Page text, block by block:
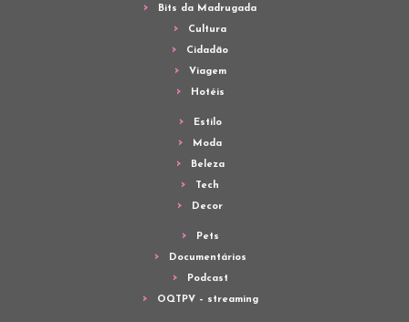
Bits da Madrugada
Cultura
Cidadão
Viagem
Hotéis
Estilo
Moda
Beleza
Tech
Decor
Pets
Documentários
Podcast
OQTPV – streaming